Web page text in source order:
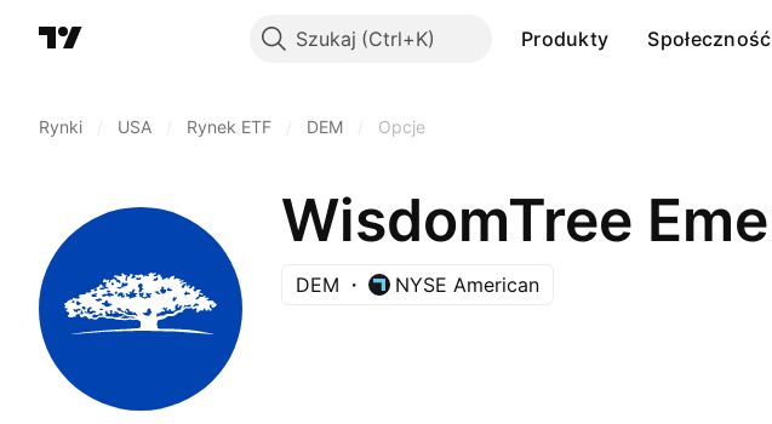
Szukaj Produkty Społeczność
Rynki USA Rynek ETF DEM Opcje
DEM NYSE American